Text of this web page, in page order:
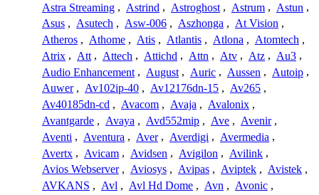
Astra Streaming , Astrind , Astroghost , Astrum , Astun ,
Asus , Asutech , Asw-006 , Aszhonga , At Vision ,
Atheros , Athome , Atis , Atlantis , Atlona , Atomtech ,
Atrix , Att , Attech , Attichd , Attn , Atv , Atz , Au3 ,
Audio Enhancement , August , Auric , Aussen , Autoip ,
Auwer , Av102ip-40 , Av12176dn-15 , Av265 ,
Av40185dn-cd , Avacom , Avaja , Avalonix ,
Avantgarde , Avaya , Avd552mip , Ave , Avenir ,
Aventi , Aventura , Aver , Averdigi , Avermedia ,
Avertx , Avicam , Avidsen , Avigilon , Avilink ,
Avios Webserver , Aviosys , Avipas , Aviptek , Avistek ,
AVKANS , Avl , Avl Hd Dome , Avn , Avonic ,